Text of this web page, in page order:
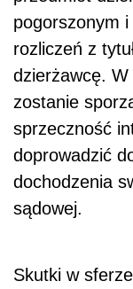
pogorszonym
rozliczeń z
dzierżawcę.
zostanie
sprzeczność
doprowadzić
dochodzenia
sądowej.
Skutki w